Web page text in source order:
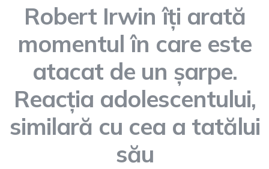
Robert Irwin îți arată
momentul în care este
atacat de un șarpe.
Reacția adolescentului,
similară cu cea a tatălui
său